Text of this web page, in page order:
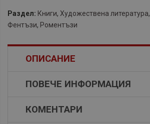
Раздел: Книги, Художествена литература,
Фентъзи, Роментъзи
ОПИСАНИЕ
ПОВЕЧЕ ИНФОРМАЦИЯ
КОМЕНТАРИ